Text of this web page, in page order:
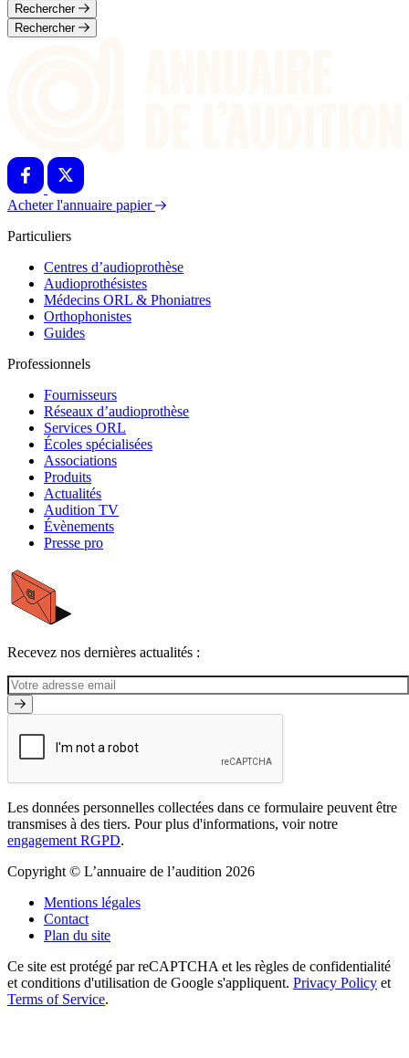
Rechercher
Rechercher
Acheter l'annuaire papier
Particuliers
Centres d’audioprothèse
Audioprothésistes
Médecins ORL & Phoniatres
Orthophonistes
Guides
Professionnels
Fournisseurs
Réseaux d’audioprothèse
Services ORL
Écoles spécialisées
Associations
Produits
Actualités
Audition TV
Évènements
Presse pro
Recevez nos dernières actualités :
Les données personnelles collectées dans ce formulaire peuvent être
transmises à des tiers. Pour plus d'informations, voir notre
engagement RGPD.
Copyright © L’annuaire de l’audition 2026
Mentions légales
Contact
Plan du site
Ce site est protégé par reCAPTCHA et les règles de confidentialité
et conditions d'utilisation de Google s'appliquent. Privacy Policy et
Terms of Service.